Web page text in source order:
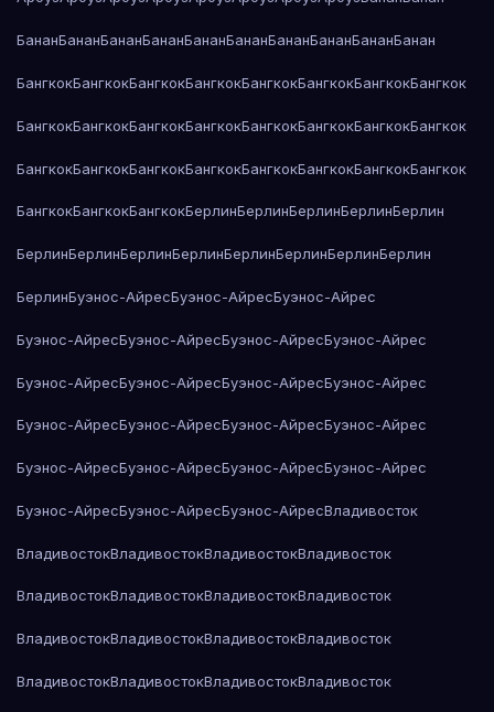
БананБананБананБананБананБананБананБананБананБанан
БангкокБангкокБангкокБангкокБангкокБангкокБангкокБангкок
БангкокБангкокБангкокБангкокБангкокБангкокБангкокБангкок
БангкокБангкокБангкокБангкокБангкокБангкокБангкокБангкок
БангкокБангкокБангкокБерлинБерлинБерлинБерлинБерлин
БерлинБерлинБерлинБерлинБерлинБерлинБерлинБерлин
БерлинБуэнос-АйресБуэнос-АйресБуэнос-Айрес
Буэнос-АйресБуэнос-АйресБуэнос-АйресБуэнос-Айрес
Буэнос-АйресБуэнос-АйресБуэнос-АйресБуэнос-Айрес
Буэнос-АйресБуэнос-АйресБуэнос-АйресБуэнос-Айрес
Буэнос-АйресБуэнос-АйресБуэнос-АйресБуэнос-Айрес
Буэнос-АйресБуэнос-АйресБуэнос-АйресВладивосток
ВладивостокВладивостокВладивостокВладивосток
ВладивостокВладивостокВладивостокВладивосток
ВладивостокВладивостокВладивостокВладивосток
ВладивостокВладивостокВладивостокВладивосток